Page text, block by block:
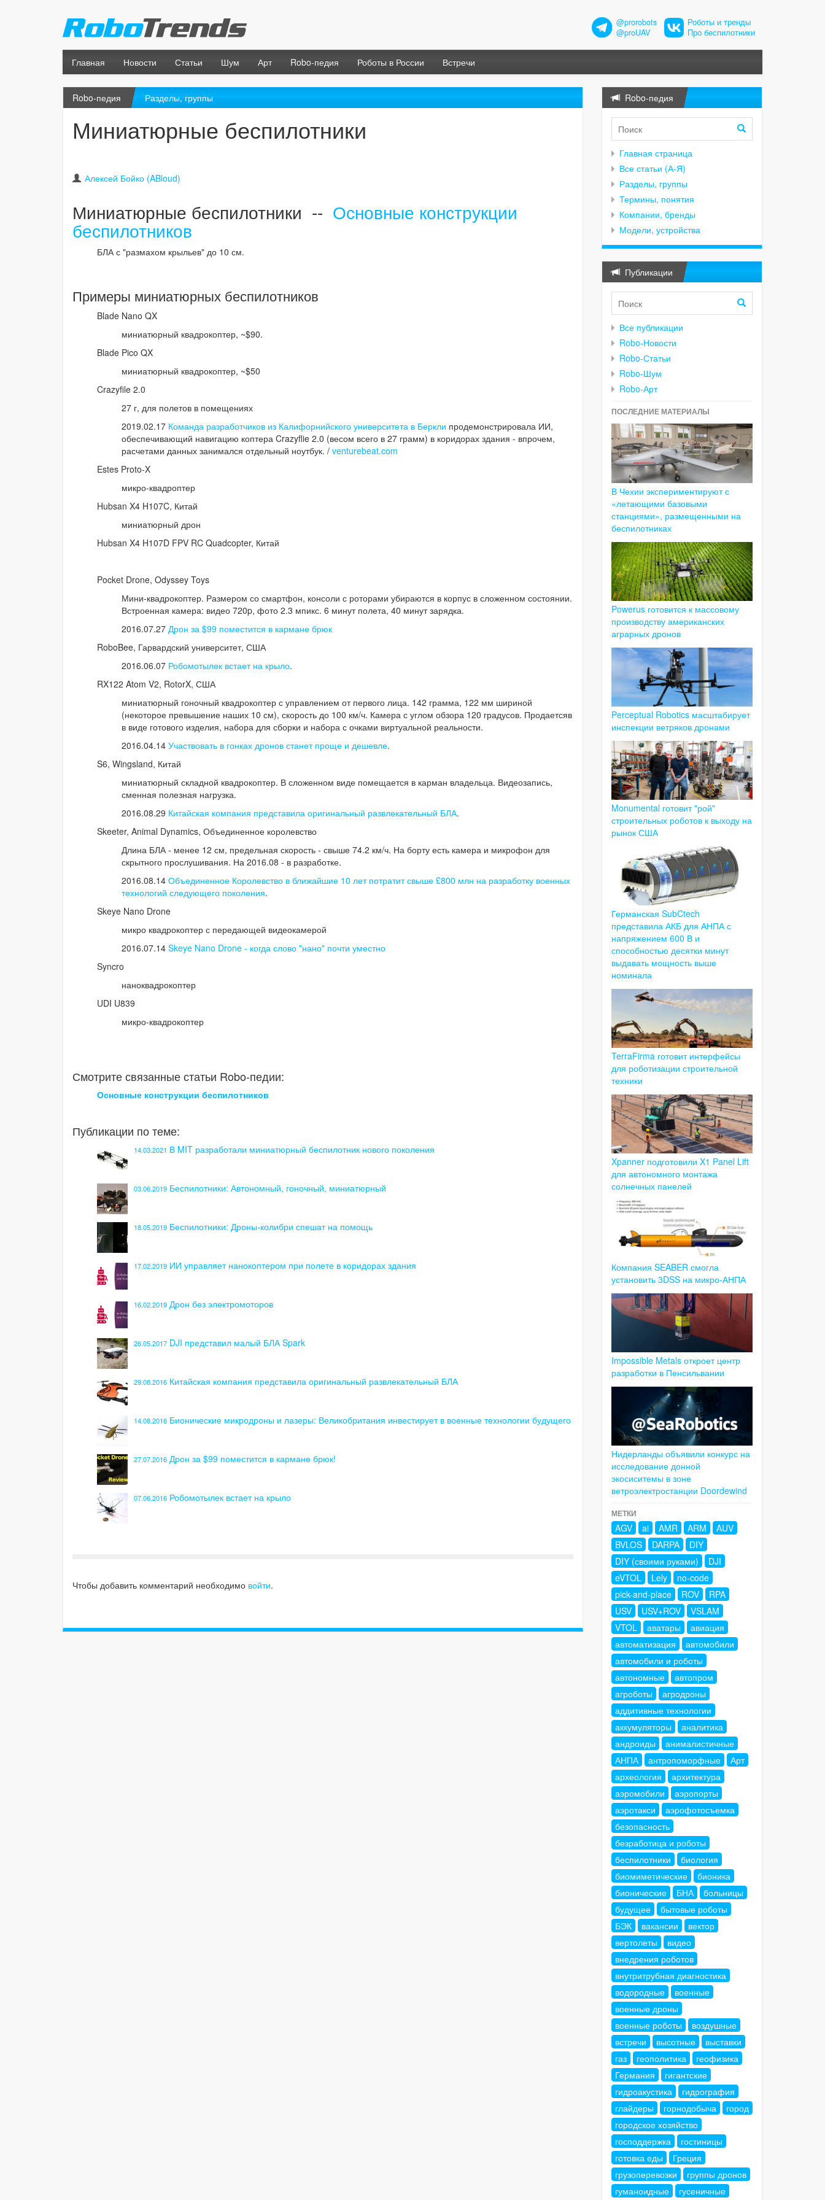
@prorobots
@proUAV
Роботы и тренды
Про беспилотники
Главная Новости Статьи Шум Арт Robo-педия Роботы в России Встречи
Robo-педия Разделы, группы
Миниатюрные беспилотники
Алексей Бойко (ABloud)
Миниатюрные беспилотники -- Основные конструкции
беспилотников
БЛА с "размахом крыльев" до 10 см.
Примеры миниатюрных беспилотников
Blade Nano QX
миниатюрный квадрокоптер, ~$90.
Blade Pico QX
миниатюрный квадрокоптер, ~$50
Crazyfile 2.0
27 г, для полетов в помещениях
2019.02.17 Команда разработчиков из Калифорнийского университета в Беркли продемонстрировала ИИ,
обеспечивающий навигацию коптера Crazyflie 2.0 (весом всего в 27 грамм) в коридорах здания - впрочем,
расчетами данных занимался отдельный ноутбук. / venturebeat.com
Estes Proto-X
микро-квадроптер
Hubsan X4 H107C, Китай
миниатюрный дрон
Hubsan X4 H107D FPV RC Quadcopter, Китай
Pocket Drone, Odyssey Toys
Мини-квадрокоптер. Размером со смартфон, консоли с роторами убираются в корпус в сложенном состоянии.
Встроенная камера: видео 720p, фото 2.3 мпикс. 6 минут полета, 40 минут зарядка.
2016.07.27 Дрон за $99 поместится в кармане брюк
RoboBee, Гарвардский университет, США
2016.06.07 Робомотылек встает на крыло.
RX122 Atom V2, RotorX, США
миниатюрный гоночный квадрокоптер с управлением от первого лица. 142 грамма, 122 мм шириной
(некоторое превышение наших 10 см), скорость до 100 км/ч. Камера с углом обзора 120 градусов. Продаетсяв
в виде готового изделия, набора для сборки и набора с очками виртуальной реальности.
2016.04.14 Участвовать в гонках дронов станет проще и дешевле.
S6, Wingsland, Китай
миниатюрный складной квадрокоптер. В сложенном виде помещается в карман владельца. Видеозапись,
сменная полезная нагрузка.
2016.08.29 Китайская компания представила оригинальный развлекательный БЛА.
Skeeter, Animal Dynamics, Объединенное королевство
Длина БЛА - менее 12 см, предельная скорость - свыше 74.2 км/ч. На борту есть камера и микрофон для
скрытного прослушивания. На 2016.08 - в разработке.
2016.08.14 Объединенное Королевство в ближайшие 10 лет потратит свыше £800 млн на разработку военных
технологий следующего поколения.
Skeye Nano Drone
микро квадрокоптер с передающей видеокамерой
2016.07.14 Skeye Nano Drone - когда слово "нано" почти уместно
Syncro
наноквадрокоптер
UDI U839
микро-квадрокоптер
Смотрите связанные статьи Robo-педии:
Основные конструкции беспилотников
Публикации по теме:
14.03.2021 В MIT разработали миниатюрный беспилотник нового поколения
03.06.2019 Беспилотники: Автономный, гоночный, миниатюрный
18.05.2019 Беспилотники: Дроны-колибри спешат на помощь
17.02.2019 ИИ управляет нанокоптером при полете в коридорах здания
16.02.2019 Дрон без электромоторов
26.05.2017 DJI представил малый БЛА Spark
29.08.2016 Китайская компания представила оригинальный развлекательный БЛА
14.08.2016 Бионические микродроны и лазеры: Великобритания инвестирует в военные технологии будущего
27.07.2016 Дрон за $99 поместится в кармане брюк!
07.06.2016 Робомотылек встает на крыло
Чтобы добавить комментарий необходимо войти.
Robo-педия
Главная страница
Все статьи (А-Я)
Разделы, группы
Термины, понятия
Компании, бренды
Модели, устройства
Публикации
Все публикации
Robo-Новости
Robo-Статьи
Robo-Шум
Robo-Арт
ПОСЛЕДНИЕ МАТЕРИАЛЫ
В Чехии экспериментируют с
«летающими базовыми
станциями», размещенными на
беспилотниках
Powerus готовится к массовому
производству американских
аграрных дронов
Perceptual Robotics масштабирует
инспекции ветряков дронами
Monumental готовит "рой"
строительных роботов к выходу на
рынок США
Германская SubCtech
представила АКБ для АНПА с
напряжением 600 В и
способностью десятки минут
выдавать мощность выше
номинала
TerraFirma готовит интерфейсы
для роботизации строительной
техники
Xpanner подготовили X1 Panel Lift
для автономного монтажа
солнечных панелей
Компания SEABER смогла
установить 3DSS на микро-АНПА
Impossible Metals откроет центр
разработки в Пенсильвании
Нидерланды объявили конкурс на
исследование донной
экосиситемы в зоне
ветроэлектростанции Doordewind
МЕТКИ
AGV ai AMR ARM
AUV
BVLOS
DARPA
DIY
DIY (своими руками)
DJI
eVTOL
Lely
no-code
pick-and-place
ROV
RPA
USV
USV+ROV
VSLAM
VTOL
аватары
авиация
автоматизация
автомобили
автомобили и роботы
автономные
автопром
агроботы
агродроны
аддитивные технологии
аккумуляторы
аналитика
андроиды
анималистичные
АНПА
антропоморфные
Арт
археология
архитектура
аэромобили
аэропорты
аэротакси
аэрофотосъемка
безопасность
безработица и роботы
беспилотники
биология
биомиметические
бионика
бионические
БНА
больницы
будущее
бытовые роботы
БЭК
вакансии
вектор
вертолеты
видео
внедрения роботов
внутритрубная диагностика
водородные
военные
военные дроны
военные роботы
воздушные
встречи
высотные
выставки
газ
геополитика
геофизика
Германия
гигантские
гидроакустика
гидрография
глайдеры
горнодобыча
город
городское хозяйство
господдержка
гостиницы
готовка еды
Греция
грузоперевозки
группы дронов
гуманоидные
гусеничные